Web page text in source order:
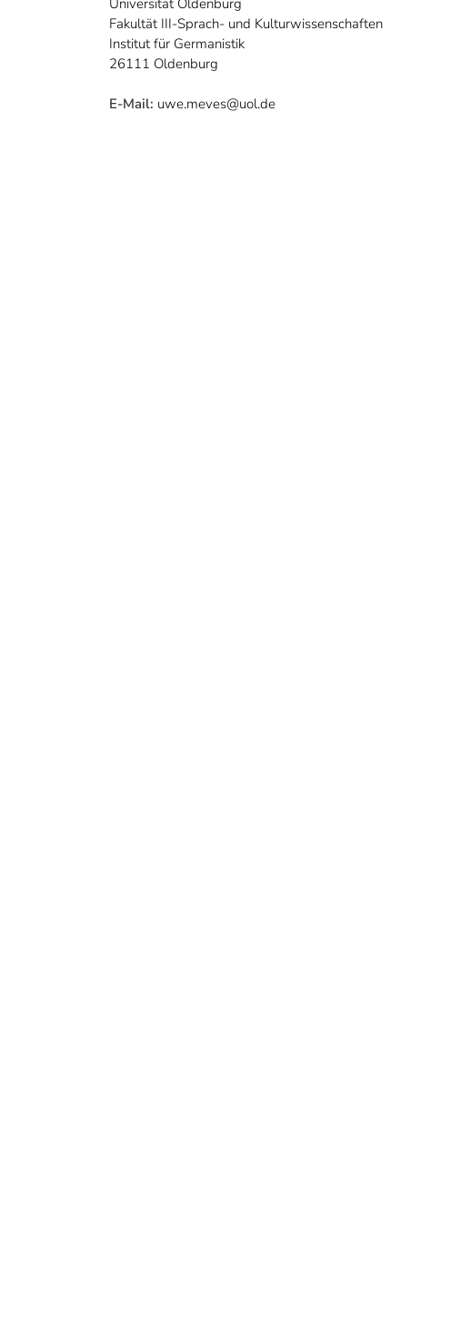
Universität Oldenburg
Fakultät III-Sprach- und Kulturwissenschaften
Institut für Germanistik
26111 Oldenburg
E-Mail: uwe.meves@uol.de